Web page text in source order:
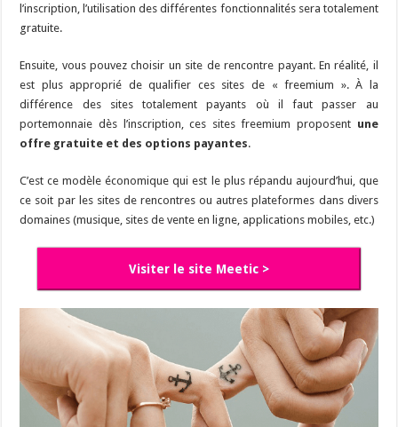
l’inscription, l’utilisation des différentes fonctionnalités sera totalement
gratuite.
Ensuite, vous pouvez choisir un site de rencontre payant. En réalité, il
est plus approprié de qualifier ces sites de « freemium ». À la
différence des sites totalement payants où il faut passer au
portemonnaie dès l’inscription, ces sites freemium proposent une
offre gratuite et des options payantes.
C’est ce modèle économique qui est le plus répandu aujourd’hui, que
ce soit par les sites de rencontres ou autres plateformes dans divers
domaines (musique, sites de vente en ligne, applications mobiles, etc.)
Visiter le site Meetic >